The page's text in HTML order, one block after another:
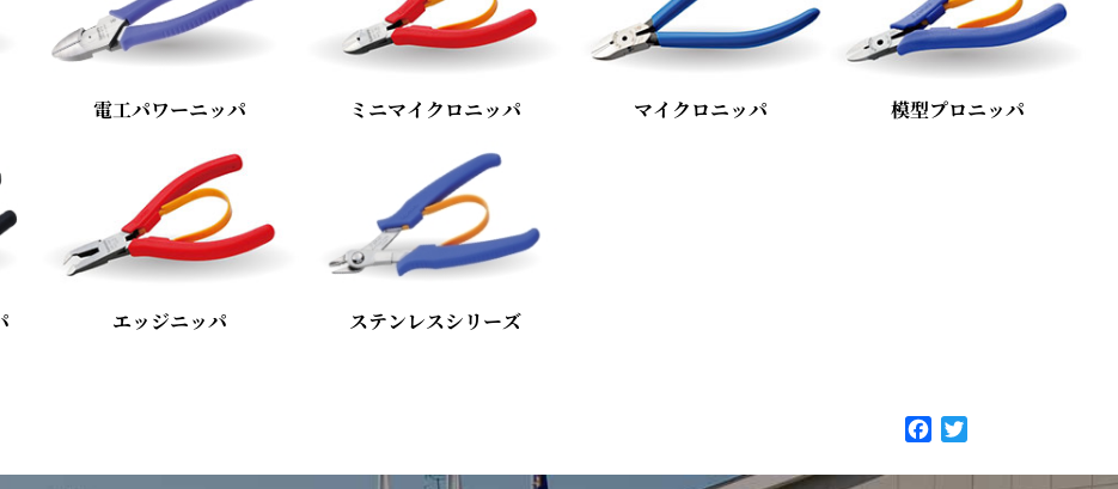
電工パワーニッパ ミニマイクロニッパ マイクロニッパ 模型プロニッパ
エッジニッパ ステンレスシリーズ
c
i